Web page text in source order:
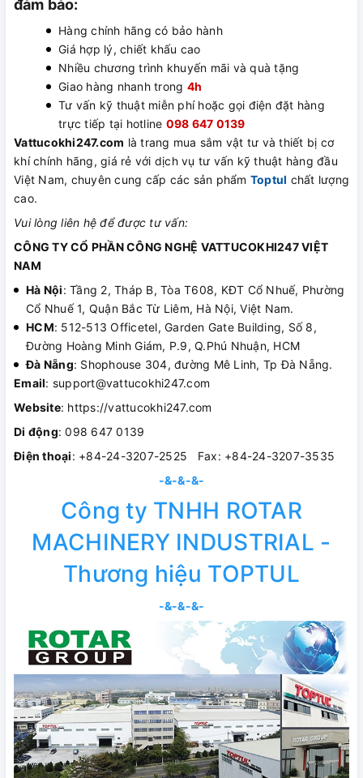
đảm bảo:
Hàng chính hãng có bảo hành
Giá hợp lý, chiết khấu cao
Nhiều chương trình khuyến mãi và quà tặng
Giao hàng nhanh trong 4h
Tư vấn kỹ thuật miễn phí hoặc gọi điện đặt hàng
trực tiếp tại hotline 098 647 0139
Vattucokhi247.com là trang mua sắm vật tư và thiết bị cơ
khí chính hãng, giá rẻ với dịch vụ tư vấn kỹ thuật hàng đầu
Việt Nam, chuyên cung cấp các sản phẩm Toptul chất lượng
cao.
Vui lòng liên hệ để được tư vấn:
CÔNG TY CỔ PHẦN CÔNG NGHỆ VATTUCOKHI247 VIỆT
NAM
Hà Nội: Tầng 2, Tháp B, Tòa T608, KĐT Cổ Nhuế, Phường
Cổ Nhuế 1, Quận Bắc Từ Liêm, Hà Nội, Việt Nam.
HCM: 512-513 Officetel, Garden Gate Building, Số 8,
Đường Hoàng Minh Giám, P.9, Q.Phú Nhuận, HCM
Đà Nẵng: Shophouse 304, đường Mê Linh, Tp Đà Nẵng.
Email: support@vattucokhi247.com
Website: https://vattucokhi247.com
Di động: 098 647 0139
Điện thoại: +84-24-3207-2525 Fax: +84-24-3207-3535
-&-&-&-
Công ty TNHH ROTAR
MACHINERY INDUSTRIAL -
Thương hiệu TOPTUL
-&-&-&-